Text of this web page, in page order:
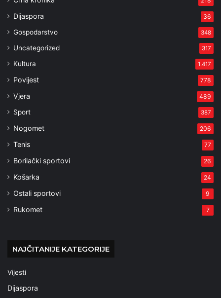
Dijaspora 36
Gospodarstvo 348
Uncategorized 317
Kultura 1.417
Povijest 778
Vjera 489
Sport 387
Nogomet 206
Tenis 77
Borilački sportovi 26
Košarka 24
Ostali sportovi 9
Rukomet 7
NAJČITANIJE KATEGORIJE
Vijesti
Dijaspora